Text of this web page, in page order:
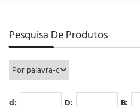
Pesquisa De Produtos
d: D: B: